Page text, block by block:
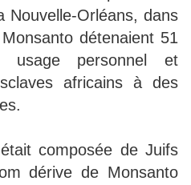
Nouvelle-Orléans, dans
détenaient 51
usage personnel et
africains à des
composée de Juifs
dérive de Monsanto